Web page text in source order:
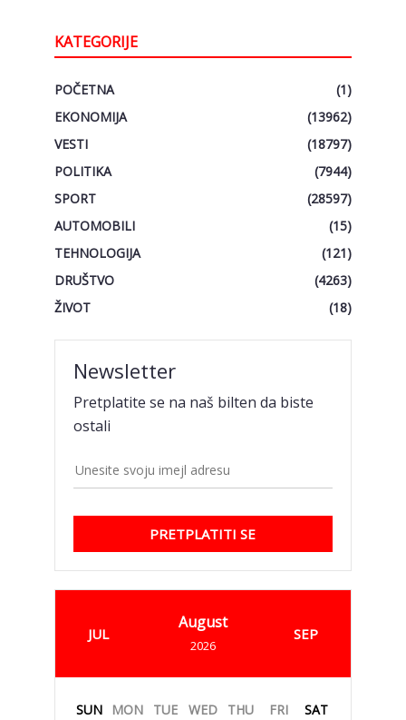
KATEGORIJE
POČETNA
(1)
EKONOMIJA
(13962)
VESTI
(18797)
POLITIKA
(7944)
SPORT
(28597)
AUTOMOBILI
(15)
TEHNOLOGIJA
(121)
DRUŠTVO
(4263)
ŽIVOT
(18)
Newsletter
Pretplatite se na naš bilten da biste
ostali
PRETPLATITI SE
JUL
August
2026
SEP
SUN MON TUE WED THU FRI SAT